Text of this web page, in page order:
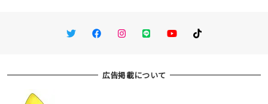
TwitterFacebookInstagram
LINE You TubeTikTok
広告掲載について